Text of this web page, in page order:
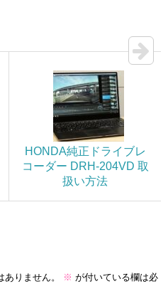
HONDA純正ドライブレ
コーダー DRH-204VD 取
扱い方法
りません。 ※ が付いている欄は必